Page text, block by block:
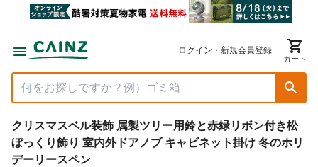
ログイン・新規会員登録
カート
クリスマスベル装飾 属製ツリー用鈴と赤緑リボン付き松
ぼっくり飾り 室内外ドアノブ キャビネット掛け 冬のホリ
デーリースペン